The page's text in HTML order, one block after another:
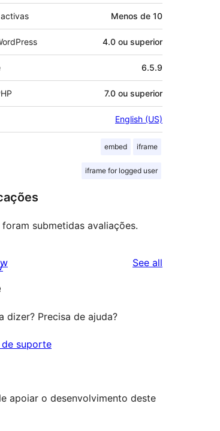
Menos de 10
4.0 ou superior
6.5.9
7.0 ou superior
English (US)
embed iframe
iframe for logged user
submetidas avaliações.
See all
dizer? Precisa de ajuda?
suporte
apoiar o desenvolvimento deste